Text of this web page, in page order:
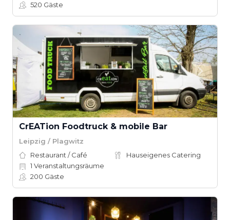
520 Gäste
CrEATion Foodtruck & mobile Bar
Leipzig / Plagwitz
Restaurant / Café
Hauseigenes Catering
1 Veranstaltungsräume
200 Gäste